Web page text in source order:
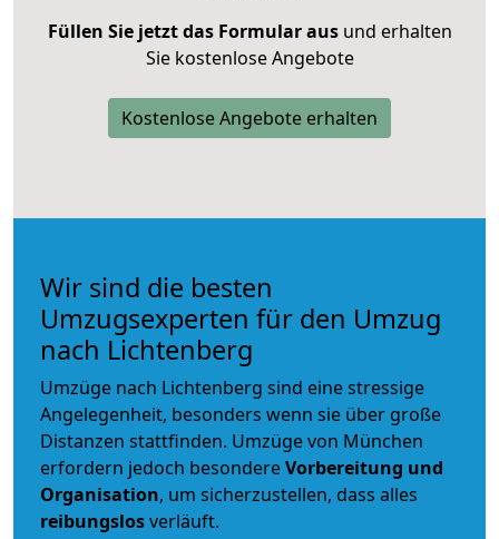
Füllen Sie jetzt das Formular ausund erhalten
Sie kostenlose Angebote
Kostenlose Angebote erhalten
Wir sind die besten
Umzugsexperten für den Umzug
nach Lichtenberg
Umzüge nach Lichtenberg sind eine stressige
Angelegenheit, besonders wenn sie über große
Distanzen stattfinden. Umzüge von München
erfordern jedoch besondereVorbereitung und
Organisation, um sicherzustellen, dass alles
reibungslosverläuft.